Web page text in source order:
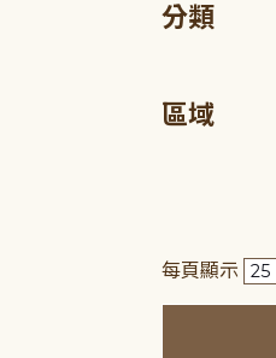
分類
區域
每頁顯示